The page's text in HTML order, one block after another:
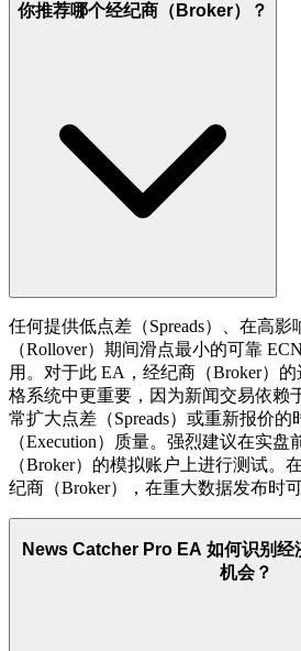
你推荐哪个经纪商（Broker）？
任何提供低点差（Spreads）、在高影
（Rollover）期间滑点最小的可靠
用。对于此 EA，经纪商（Broker）
格系统中更重要，因为新闻交易依赖
常扩大点差（Spreads）或重新报价的
（Execution）质量。强烈建议在实
（Broker）的模拟账户上进行测试。
纪商（Broker），在重大数据发布时
News Catcher Pro EA 如何识别经
机会？